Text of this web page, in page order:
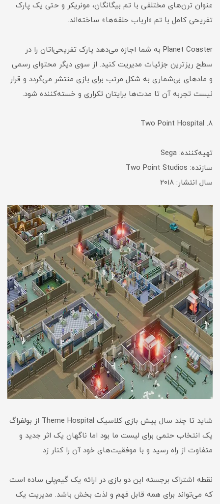
عنوان ترن‌های مختلفی با تم بیگانگان، مونریکر و حتی یک پارک
تفریحی کامل با تم «ارباب حلقه‌ها» ساخته‌اند.
Planet Coaster به شما اجازه می‌دهد پارک تفریحی‌اتان را در
سطح ریزترین جزئیات مدیریت کنید. از سوی دیگر محتوای رسمی
و مادهای بی‌شماری به شکل مرتب برای بازی منتشر می‌گردد و قرار
نیست تجربه آن تا مدت‌ها برایتان تکراری و خسته‌کننده شود.
۸. Two Point Hospital
تهیه‌کننده: Sega
سازنده: Two Point Studios
سال انتشار: ۲۰۱۸
شاید تا چند سال پیش بازی کلاسیک Theme Hospital از بولفراگ
یک انتخاب حتمی برای لیست ما بود اما ناگهان یک اثر جدید و
متفاوت از راه رسید و با موفقیت‌های خود آن را کنار زد.
نقطه اشتراک برجسته این دو بازی در ارائه یک گیم‌پلی ساده است
که می‌تواند برای همه قابل فهم و لذت بخش باشد. مدیریت یک